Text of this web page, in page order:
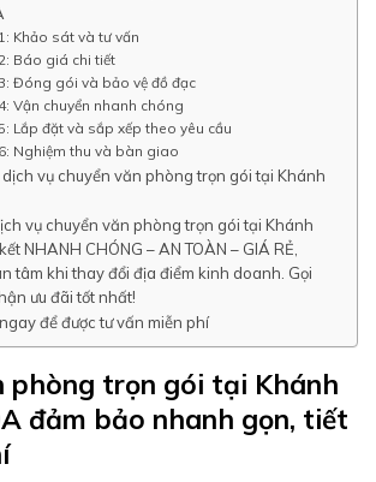
Khảo sát và tư vấn
Báo giá chi tiết
Đóng gói và bảo vệ đồ đạc
Vận chuyển nhanh chóng
Lắp đặt và sắp xếp theo yêu cầu
Nghiệm thu và bàn giao
vụ chuyển văn phòng trọn gói tại Khánh
vụ chuyển văn phòng trọn gói tại Khánh
NHANH CHÓNG – AN TOÀN – GIÁ RẺ,
tâm khi thay đổi địa điểm kinh doanh. Gọi
ưu đãi tốt nhất!
để được tư vấn miễn phí
phòng trọn gói tại Khánh
đảm bảo nhanh gọn, tiết